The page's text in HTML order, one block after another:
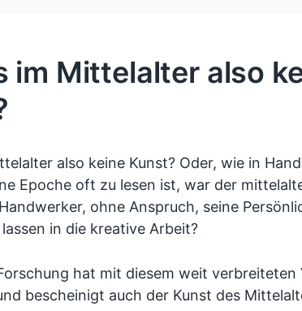
im Mittelalter also
also keine Kunst? Oder, wie in
Epoche oft zu lesen ist, war der
ohne Anspruch, seine
in die kreative Arbeit?
hat mit diesem weit verbreiteten
bescheinigt auch der Kunst des